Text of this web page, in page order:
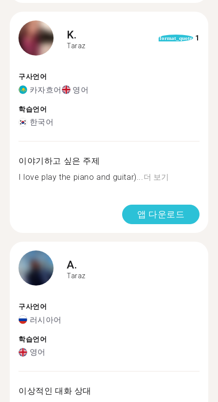
K.
Taraz
format_quote 1
구사언어
카자흐어 영어
학습언어
한국어
이야기하고 싶은 주제
I love play the piano and guitar)...더 보기
앱 다운로드
A.
Taraz
구사언어
러시아어
학습언어
영어
이상적인 대화 상대